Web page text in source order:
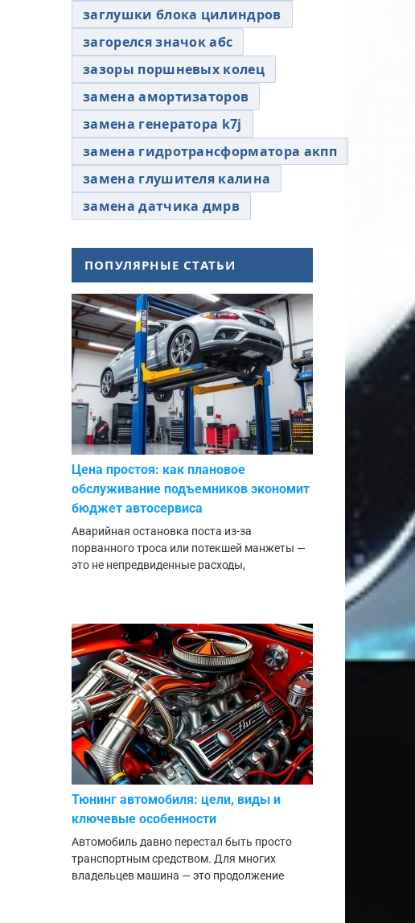
заглушки блока цилиндров
загорелся значок абс
зазоры поршневых колец
замена амортизаторов
замена генератора k7j
замена гидротрансформатора акпп
замена глушителя калина
замена датчика дмрв
ПОПУЛЯРНЫЕ СТАТЬИ
Цена простоя: как плановое
обслуживание подъемников экономит
бюджет автосервиса
Аварийная остановка поста из-за
порванного троса или потекшей манжеты —
это не непредвиденные расходы,
Тюнинг автомобиля: цели, виды и
ключевые особенности
Автомобиль давно перестал быть просто
транспортным средством. Для многих
владельцев машина — это продолжение